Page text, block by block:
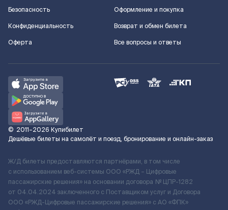
Безопасность
Конфиденциальность
Оферта
Оформление и покупка
Возврат и обмен билета
Все вопросы и ответы
© 2011–2026 Купибилет
Дешёвые билеты на самолёт и поезд, бронирование и онлайн-заказ
Ж/Д билеты предоставляются партнёрами, в том числе
с использованием веб-системы ООО «РЖД – Цифровые
пассажирские решения» на основании договора № ЦПР-1282
от 04.04.2024 заключенного с Поставщиком услуг и Договора
ООО «РЖД-Цифровые пассажирские решения» c АО «ФПК»